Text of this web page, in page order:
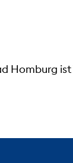
Homburg ist